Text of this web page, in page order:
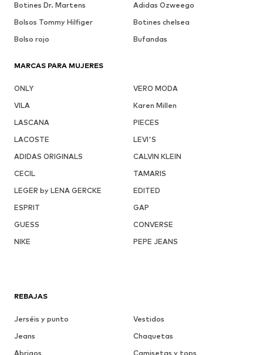
Botines Dr. Martens
Adidas Ozweego
Bolsos Tommy Hilfiger
Botines chelsea
Bolso rojo
Bufandas
MARCAS PARA MUJERES
ONLY
VERO MODA
VILA
Karen Millen
LASCANA
PIECES
LACOSTE
LEVI'S
ADIDAS ORIGINALS
CALVIN KLEIN
CECIL
TAMARIS
LEGER by LENA GERCKE
EDITED
ESPRIT
GAP
GUESS
CONVERSE
NIKE
PEPE JEANS
REBAJAS
Jerséis y punto
Vestidos
Jeans
Chaquetas
Abrigos
Camisetas y tops